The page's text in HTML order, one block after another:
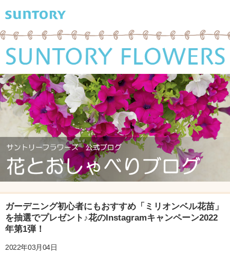
ガーデニング初心者にもおすすめ「ミリオンベル花苗」
を抽選でプレゼント♪花のInstagramキャンペーン2022
年第1弾！
2022年03月04日